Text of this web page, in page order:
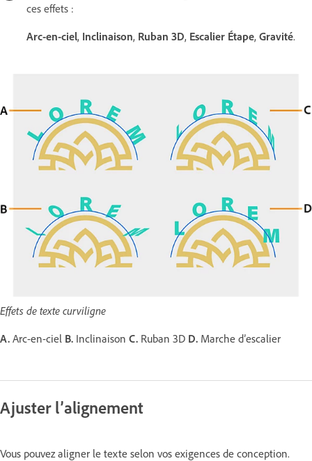
ces effets :
Arc-en-ciel, Inclinaison, Ruban 3D, Escalier Étape, Gravité.
Effets de texte curviligne
A. Arc-en-ciel B. Inclinaison C. Ruban 3D D. Marche d’escalier
Ajuster l’alignement
Vous pouvez aligner le texte selon vos exigences de conception.